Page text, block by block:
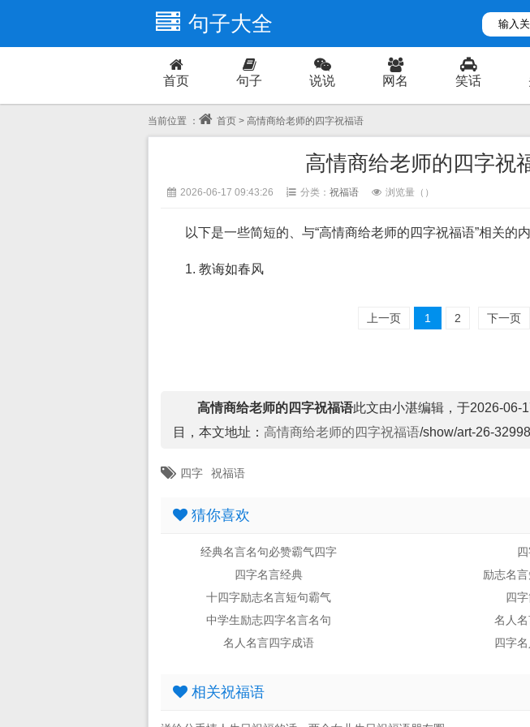
句子大全
首页 句子 说说 网名 笑话
爱情
当前位置 ： 首页 > 高情商给老师的四字祝福语
高情商给老师的四字祝
2026-06-17 09:43:26 分类： 祝福语 浏览量（ ）
以下是一些简短的、与“高情商给老师的四字祝福语”相关的
1. 教诲如春风
上一页 1 2 下一页
高情商给老师的四字祝福语此文由小湛编辑，于2026-06-
目，本文地址： 高情商给老师的四字祝福语/show/art-26-
四字 祝福语
猜你喜欢
经典名言名句必赞霸气四字
四字名言经典
励志名
十四字励志名言短句霸气
四
中学生励志四字名言名句
名人
名人名言四字成语
四字
相关祝福语